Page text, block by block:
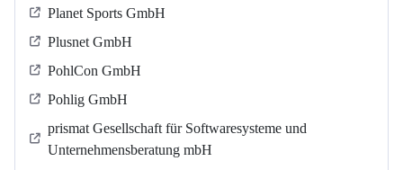
Planet Sports GmbH
Plusnet GmbH
PohlCon GmbH
Pohlig GmbH
prismat Gesellschaft für Softwaresysteme und
Unternehmensberatung mbH